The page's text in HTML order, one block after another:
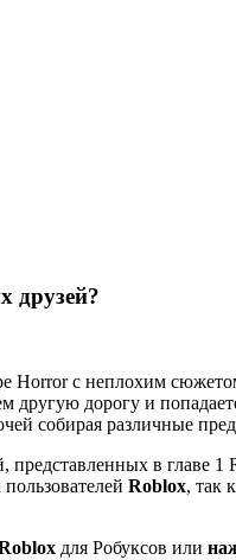
друзей?
Horror с неплохим
другую дорогу и
собирая различные
в главе
Roblox, так
для Робуксов или